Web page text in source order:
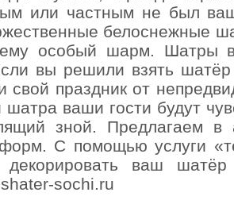
или частным не был
белоснежные
особый шарм. Шатры
вы решили взять
свой праздник от
ваши гости будут
зной. Предлагаем в
С помощью услуги
ваш шатёр
sochi.ru